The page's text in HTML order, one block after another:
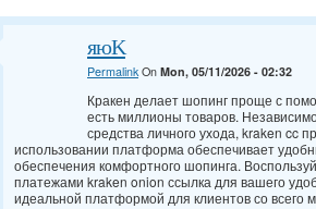
яюK
PermalinkOn Mon, 05/11/2026 - 02:32
Кракен делает шопинг проще с
есть миллионы товаров.
средства личного ухода, kraken cc
использовании платформа обеспечивает
обеспечения комфортного шопинга.
платежами kraken onion ссылка для вашего
идеальной платформой для клиентов со всего